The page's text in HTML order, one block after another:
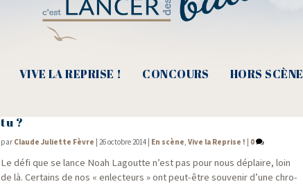
VIVE LA REPRISE ! CONCOURS HORS SCÈNE
tu ?
par Claude Juliette Fèvre |26 octobre 2014 En scène,Vive la Reprise ! 0
Le défi que se lance Noah Lagoutte n’est pas pour nous déplaire, loin
de là. Cer­tains de nos « enlec­teurs » ont peut-être sou­ve­nir d’une chro­